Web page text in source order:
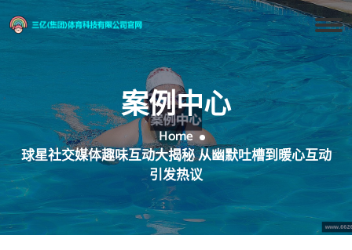
案例中心
Home
球星社交媒体趣味互动大揭秘 从幽默吐槽到暖心互动
引发热议